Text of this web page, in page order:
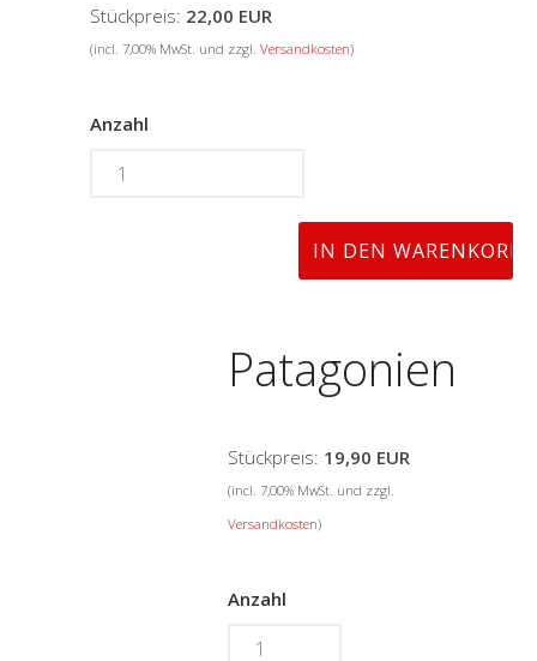
Stückpreis: 22,00 EUR
(incl. 7,00% MwSt. und zzgl. Versandkosten)
Anzahl
Patagonien
Stückpreis: 19,90 EUR
(incl. 7,00% MwSt. und zzgl.
Versandkosten)
Anzahl